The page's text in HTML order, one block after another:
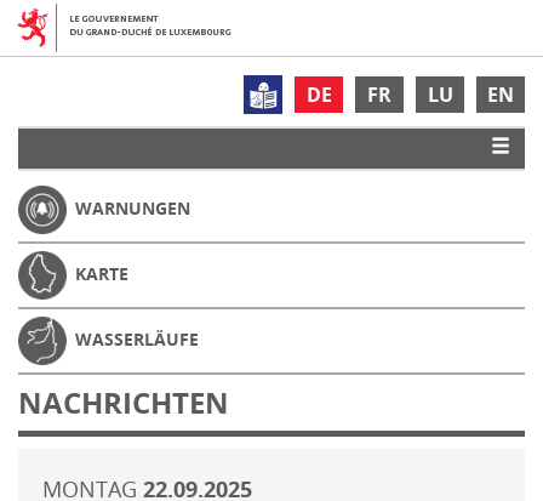
DE FR LU EN
WARNUNGEN
KARTE
WASSERLÄUFE
NACHRICHTEN
MONTAG 22.09.2025